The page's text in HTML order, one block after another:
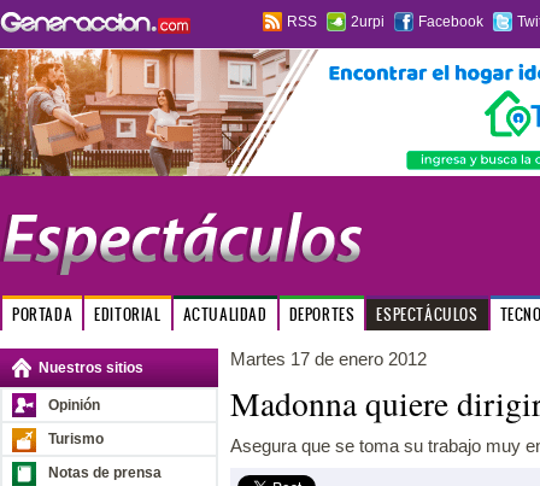
RSS 2urpi Facebook
PORTADA EDITORIAL ACTUALIDAD DEPORTES ESPECTÁCULOS
Nuestros sitios
Opinión
Turismo
Notas de prensa
Martes 17 de enero 2012
Madonna quiere
Asegura que se toma su trabajo muy